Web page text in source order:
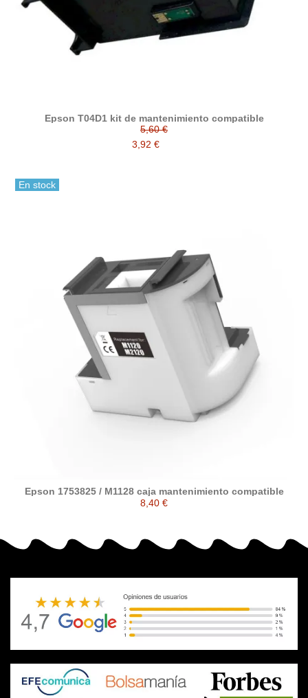
Epson T04D1 kit de mantenimiento compatible
5,60 €
3,92 €
En stock
Epson 1753825 / M1128 caja mantenimiento compatible
8,40 €